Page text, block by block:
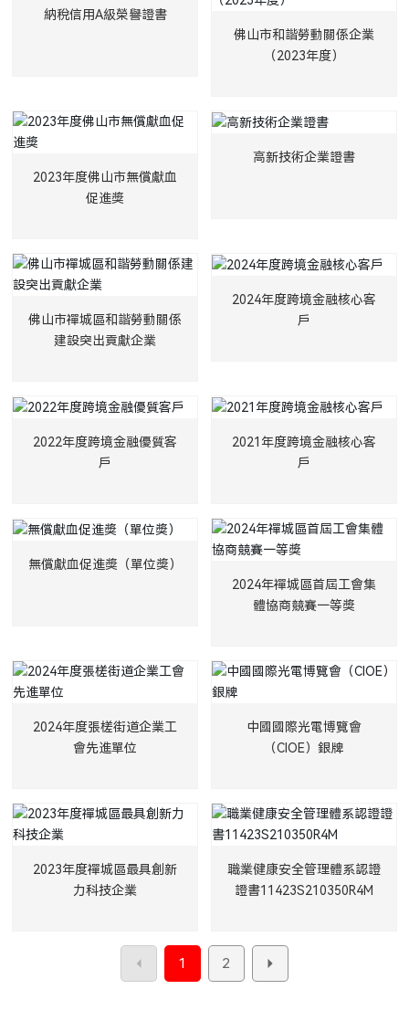
納稅信用A級榮譽證書
佛山市和諧勞動關係企業
（2023年度）
2023年度佛山市無償獻血
促進獎
高新技術企業證書
佛山市禪城區和諧勞動關係
建設突出貢獻企業
2024年度跨境金融核心客
戶
2022年度跨境金融優質客
戶
2021年度跨境金融核心客
戶
無償獻血促進獎（單位獎）
2024年禪城區首屆工會集
體協商競賽一等獎
2024年度張槎街道企業工
會先進單位
中國國際光電博覽會
（CIOE）銀牌
2023年度禪城區最具創新
力科技企業
職業健康安全管理體系認證
證書11423S210350R4M
1 2